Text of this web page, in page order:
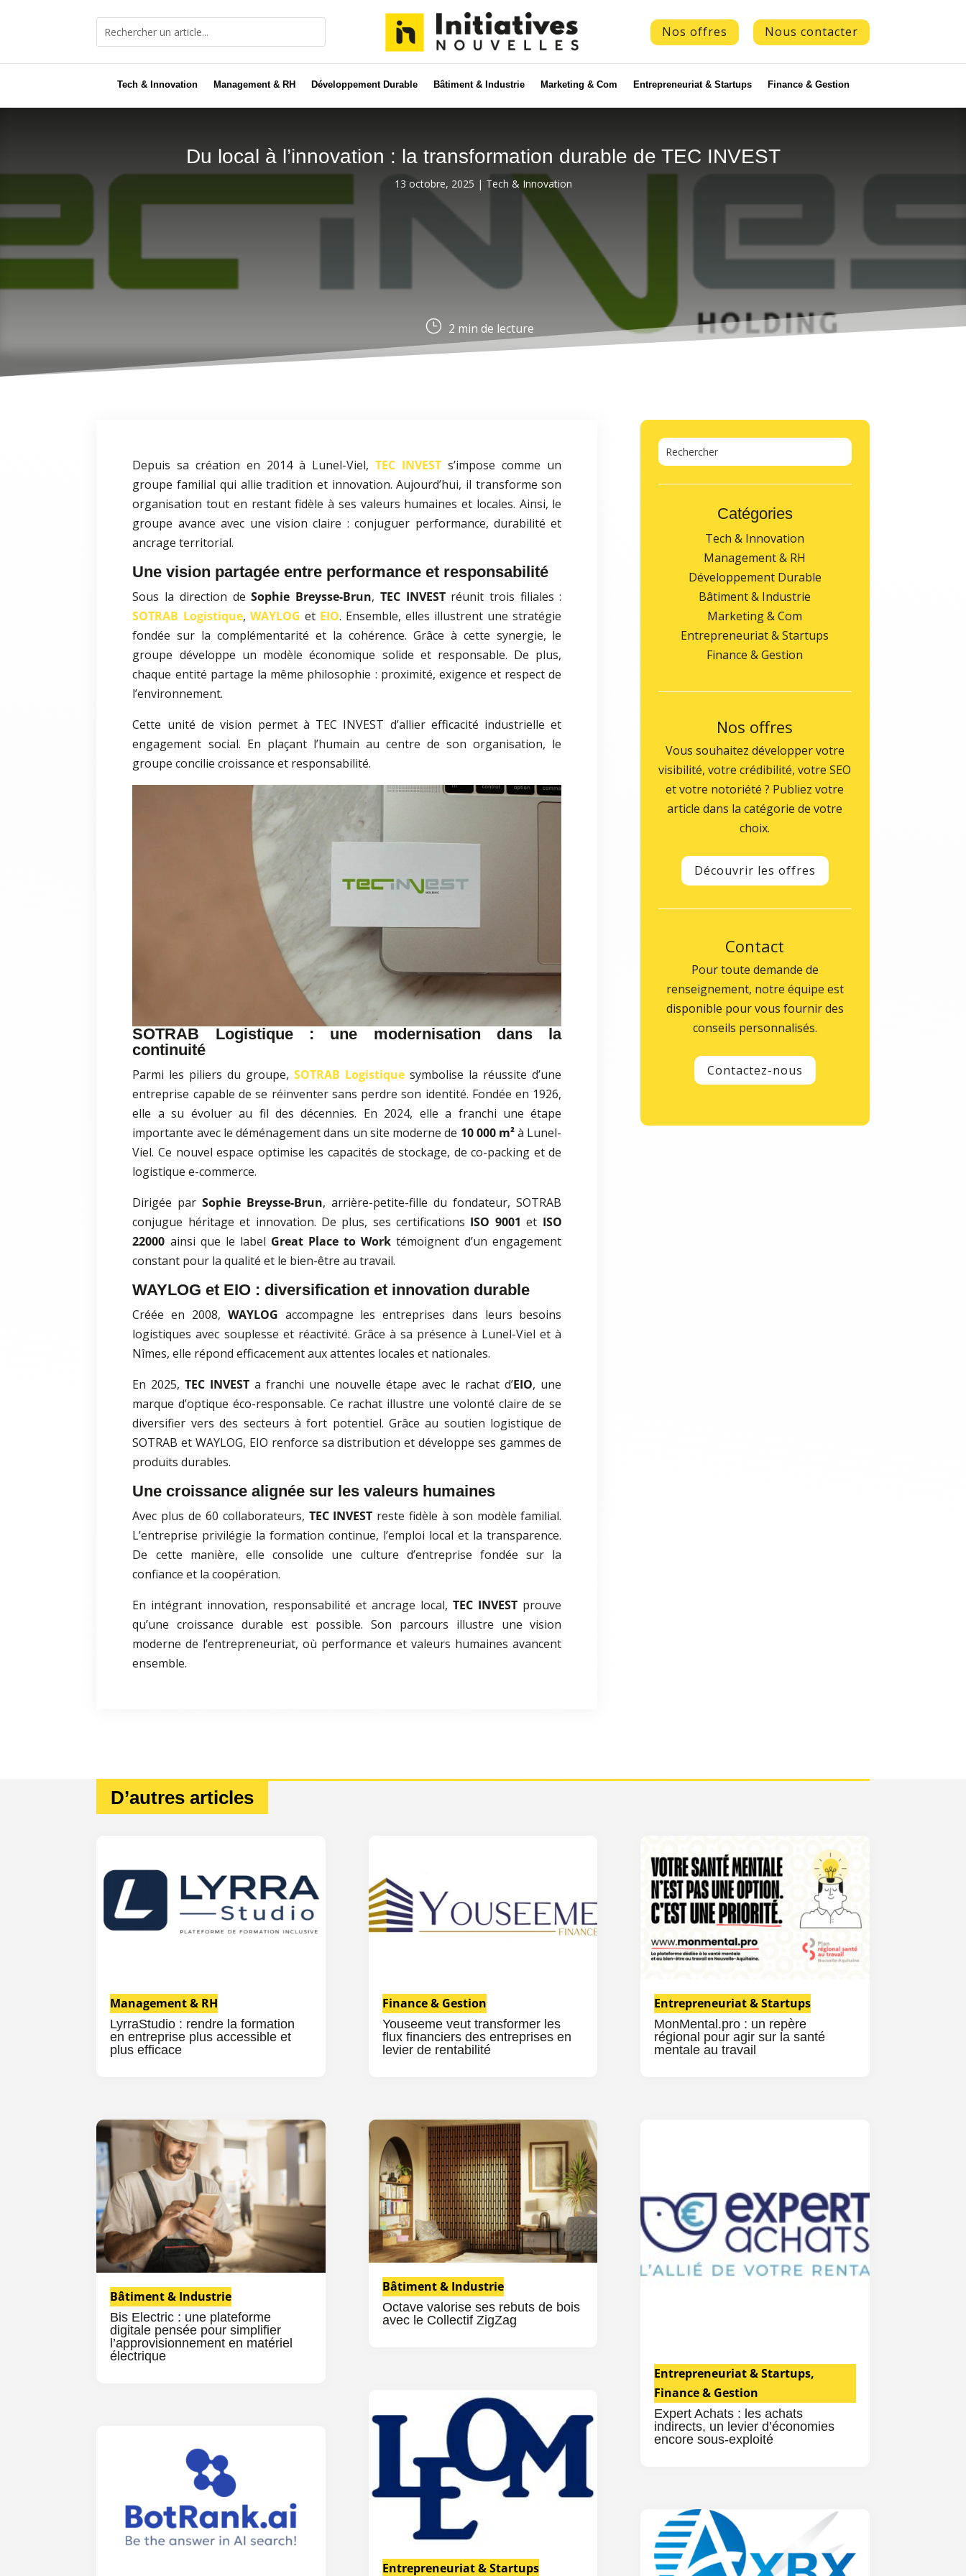
Nos offres Nous contacter
Tech & Innovation Management & RH Développement Durable Bâtiment & Industrie Marketing & Com Entrepreneuriat & Startups Finance & Gestion
Du local à l’innovation : la transformation durable de TEC INVEST
13 octobre, 2025 | Tech & Innovation
} 2 min de lecture
Depuis sa création en 2014 à Lunel-Viel,TEC INVEST s’impose comme un
groupe familial qui allie tradition et innovation. Aujourd’hui, il transforme son
organisation tout en restant fidèle à ses valeurs humaines et locales. Ainsi, le
groupe avance avec une vision claire : conjuguer performance, durabilité et
ancrage territorial.
Une vision partagée entre performance et responsabilité
Sous la direction deSophie Breysse-Brun, TEC INVESTréunit trois filiales :
SOTRAB Logistique, WAYLOG et EIO. Ensemble, elles illustrent une stratégie
fondée sur la complémentarité et la cohérence. Grâce à cette synergie, le
groupe développe un modèle économique solide et responsable. De plus,
chaque entité partage la même philosophie : proximité, exigence et respect de
l’environnement.
Cette unité de vision permet à TEC INVEST d’allier efficacité industrielle et
engagement social. En plaçant l’humain au centre de son organisation, le
groupe concilie croissance et responsabilité.
SOTRAB Logistique : une modernisation dans la
continuité
Parmi les piliers du groupe,SOTRAB Logistique symbolise la réussite d’une
entreprise capable de se réinventer sans perdre son identité. Fondée en 1926,
elle a su évoluer au fil des décennies. En 2024, elle a franchi une étape
importante avec le déménagement dans un site moderne de 10 000 m²à Lunel-
Viel. Ce nouvel espace optimise les capacités de stockage, de co-packing et de
logistique e-commerce.
Dirigée parSophie Breysse-Brun, arrière-petite-fille du fondateur, SOTRAB
conjugue héritage et innovation. De plus, ses certifications ISO 9001 et ISO
22000 ainsi que le label Great Place to Work témoignent d’un engagement
constant pour la qualité et le bien-être au travail.
WAYLOG et EIO : diversification et innovation durable
Créée en 2008, WAYLOG accompagne les entreprises dans leurs besoins
logistiques avec souplesse et réactivité. Grâce à sa présence à Lunel-Viel et à
Nîmes, elle répond efficacement aux attentes locales et nationales.
En 2025,TEC INVEST a franchi une nouvelle étape avec le rachat d’EIO, une
marque d’optique éco-responsable. Ce rachat illustre une volonté claire de se
diversifier vers des secteurs à fort potentiel. Grâce au soutien logistique de
SOTRAB et WAYLOG, EIO renforce sa distribution et développe ses gammes de
produits durables.
Une croissance alignée sur les valeurs humaines
Avec plus de 60 collaborateurs, TEC INVEST reste fidèle à son modèle familial.
L’entreprise privilégie la formation continue, l’emploi local et la transparence.
De cette manière, elle consolide une culture d’entreprise fondée sur la
confiance et la coopération.
En intégrant innovation, responsabilité et ancrage local,TEC INVEST prouve
qu’une croissance durable est possible. Son parcours illustre une vision
moderne de l’entrepreneuriat, où performance et valeurs humaines avancent
ensemble.
Catégories
Tech & Innovation
Management & RH
Développement Durable
Bâtiment & Industrie
Marketing & Com
Entrepreneuriat & Startups
Finance & Gestion
Nos offres
Vous souhaitez développer votre
visibilité, votre crédibilité, votre SEO
et votre notoriété ? Publiez votre
article dans la catégorie de votre
choix.
Découvrir les offres
Contact
Pour toute demande de
renseignement, notre équipe est
disponible pour vous fournir des
conseils personnalisés.
Contactez-nous
D’autres articles
LyrraStudio : rendre la formation
en entreprise plus accessible et
plus efficace
Management & RH
Bis Electric : une plateforme
digitale pensée pour simplifier
l’approvisionnement en matériel
électrique
Bâtiment & Industrie
Youseeme veut transformer les
flux financiers des entreprises en
levier de rentabilité
Finance & Gestion
Octave valorise ses rebuts de bois
avec le Collectif ZigZag
Bâtiment & Industrie
Entrepreneuriat & Startups
MonMental.pro : un repère
régional pour agir sur la santé
mentale au travail
Entrepreneuriat & Startups
Expert Achats : les achats
indirects, un levier d’économies
encore sous-exploité
Entrepreneuriat & Startups,
Finance & Gestion